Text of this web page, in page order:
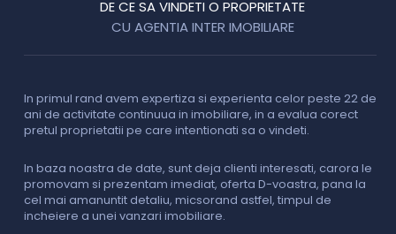
DE CE SA VINDETI O PROPRIETATE
CU AGENTIA INTER IMOBILIARE
In primul rand avem expertiza si experienta celor peste 22 de
ani de activitate continuua in imobiliare, in a evalua corect
pretul proprietatii pe care intentionati sa o vindeti.
In baza noastra de date, sunt deja clienti interesati, carora le
promovam si prezentam imediat, oferta D-voastra, pana la
cel mai amanuntit detaliu, micsorand astfel, timpul de
incheiere a unei vanzari imobiliare.